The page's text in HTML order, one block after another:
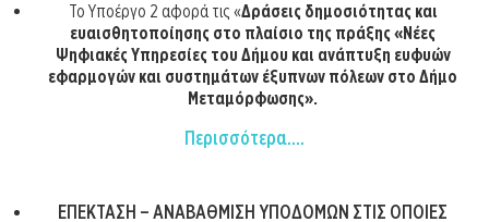
Το Υποέργο 2 αφορά τις «Δράσεις δημοσιότητας και
ευαισθητοποίησης στο πλαίσιο της πράξης «Νέες
Ψηφιακές Υπηρεσίες του Δήμου και ανάπτυξη ευφυών
εφαρμογών και συστημάτων έξυπνων πόλεων στο Δήμο
Μεταμόρφωσης».
Περισσότερα....
ΕΠΕΚΤΑΣΗ – ΑΝΑΒΑΘΜΙΣΗ ΥΠΟΔΟΜΩΝ ΣΤΙΣ ΟΠΟΙΕΣ